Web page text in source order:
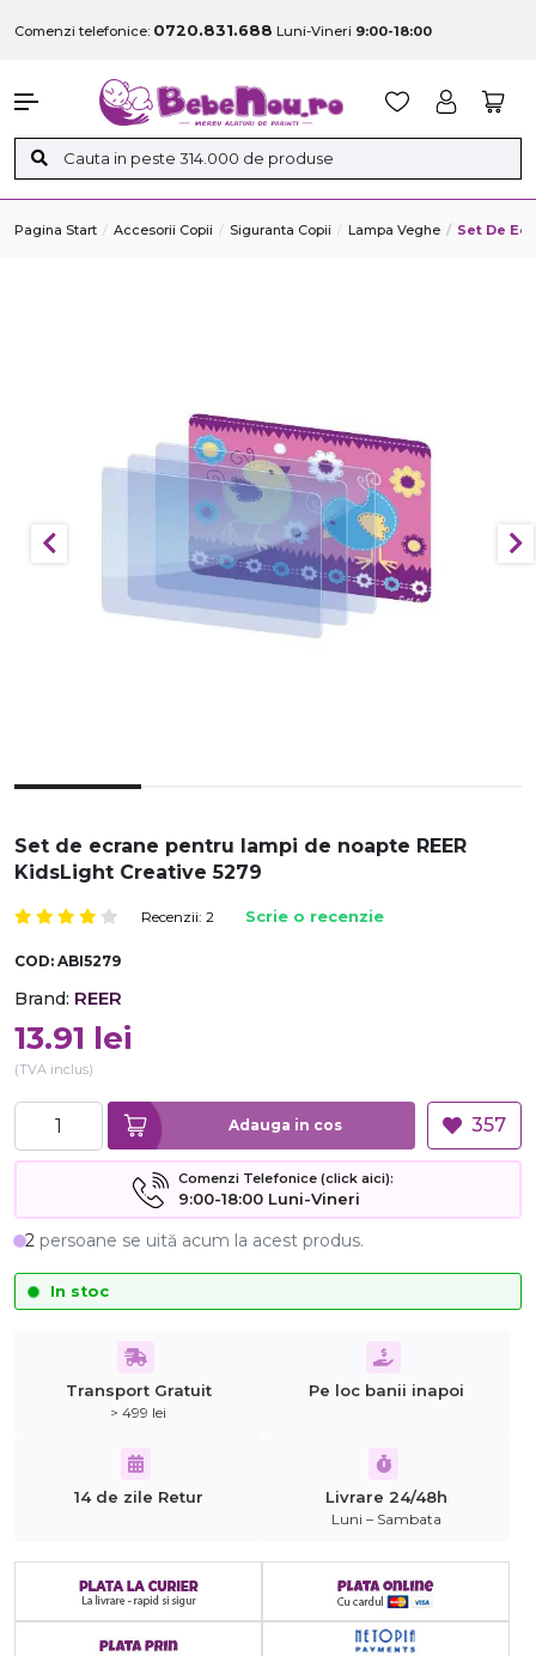
Comenzi telefonice: 0720.831.688 Luni-Vineri 9:00-18:00
Pagina Start Accesorii Copii Siguranta Copii Lampa Veghe Set De
Set de ecrane pentru lampi de noapte REER
KidsLight Creative 5279
Recenzii: 2 Scrie o recenzie
COD: ABI5279
Brand: REER
13.91 lei
(TVA inclus)
Adauga in cos 357
Comenzi Telefonice (click aici):
9:00-18:00 Luni-Vineri
2 persoane se uită acum la acest produs.
In stoc
Transport Gratuit
> 499 lei
Pe loc banii inapoi
14 de zile Retur Livrare 24/48h
Luni – Sambata